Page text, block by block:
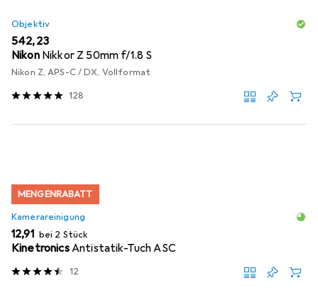
Objektiv
EUR
542,23
Nikon Nikkor Z 50mm f/1.8 S
Nikon Z, APS-C / DX, Vollformat
128
MENGENRABATT
Kamerareinigung
EUR
12,91 bei 2 Stück
KinetronicsAntistatik-Tuch ASC
12